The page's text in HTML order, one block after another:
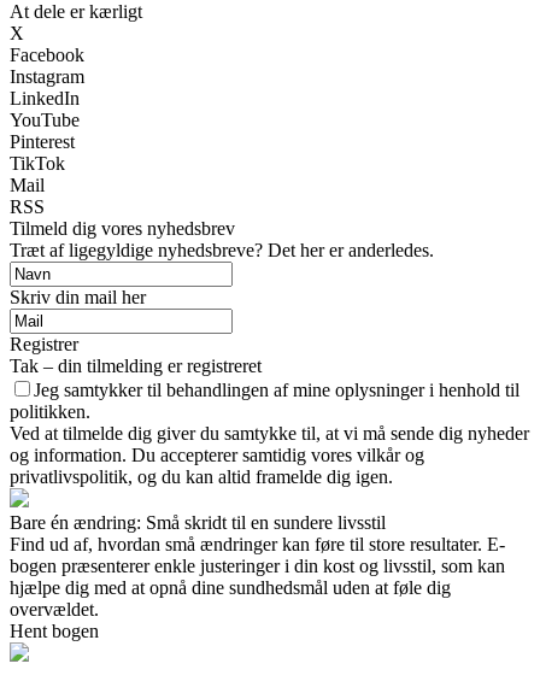
At dele er kærligt
X
Facebook
Instagram
LinkedIn
YouTube
Pinterest
TikTok
Mail
RSS
Tilmeld dig vores nyhedsbrev
Træt af ligegyldige nyhedsbreve? Det her er anderledes.
Skriv din mail her
Registrer
Tak – din tilmelding er registreret
Jeg samtykker til behandlingen af mine oplysninger i henhold til
politikken.
Ved at tilmelde dig giver du samtykke til, at vi må sende dig nyheder
og information. Du accepterer samtidig vores vilkår og
privatlivspolitik, og du kan altid framelde dig igen.
Bare én ændring: Små skridt til en sundere livsstil
Find ud af, hvordan små ændringer kan føre til store resultater. E-
bogen præsenterer enkle justeringer i din kost og livsstil, som kan
hjælpe dig med at opnå dine sundhedsmål uden at føle dig
overvældet.
Hent bogen